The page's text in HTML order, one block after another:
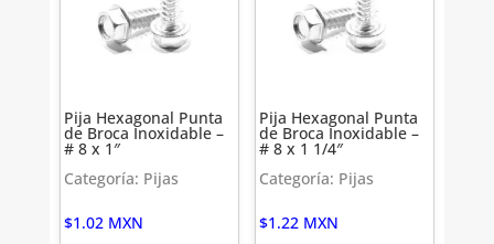
Pija Hexagonal Punta
de Broca Inoxidable –
# 8 x 1″
Categoría: Pijas
$1.02 MXN
Pija Hexagonal Punta
de Broca Inoxidable –
# 8 x 1 1/4″
Categoría: Pijas
$1.22 MXN